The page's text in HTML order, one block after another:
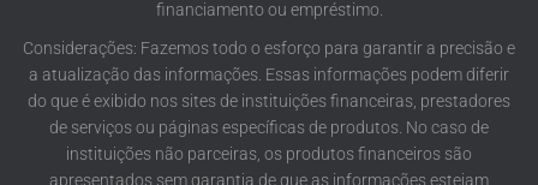
financiamento ou empréstimo.
Considerações: Fazemos todo o esforço para garantir a precisão e
a atualização das informações. Essas informações podem diferir
do que é exibido nos sites de instituições financeiras, prestadores
de serviços ou páginas específicas de produtos. No caso de
instituições não parceiras, os produtos financeiros são
apresentados sem garantia de que as informações estejam